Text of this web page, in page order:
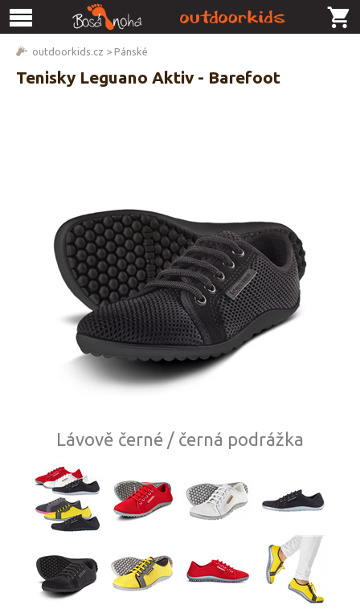
outdoorkids.cz > Pánské
Tenisky Leguano Aktiv - Barefoot
Lávově černé / černá podrážka